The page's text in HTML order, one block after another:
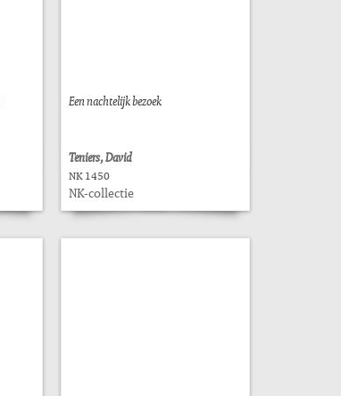
Een nachtelijk bezoek
Teniers, David
NK 1450
NK-collectie